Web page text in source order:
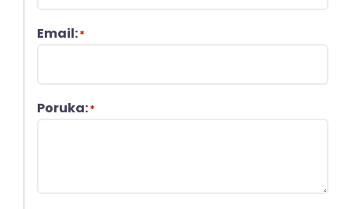
Email:*
Poruka:*